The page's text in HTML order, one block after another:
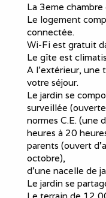
La 3eme
Le logement
connectée.
Wi-Fi est gratuit
Le gîte est
A l’extérieur, une
votre séjour.
Le jardin se
surveillée
normes C.E. (une
heures à 20
parents (ouvert
octobre),
d’une nacelle de
Le jardin se
Le terrain de 12